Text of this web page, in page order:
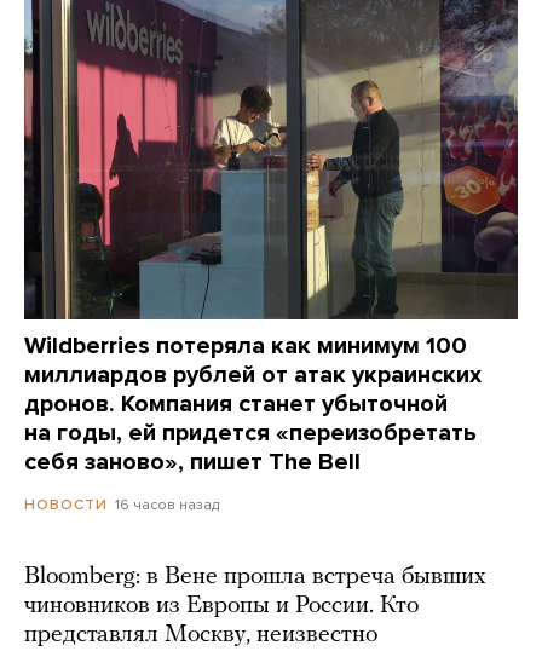
Wildberries потеряла как минимум 100
миллиардов рублей от атак украинских
дронов. Компания станет убыточной
на годы, ей придется «переизобретать
себя заново», пишет The Bell
НОВОСТИ 16 часов назад
Bloomberg: в Вене прошла встреча бывших
чиновников из Европы и России. Кто
представлял Москву, неизвестно